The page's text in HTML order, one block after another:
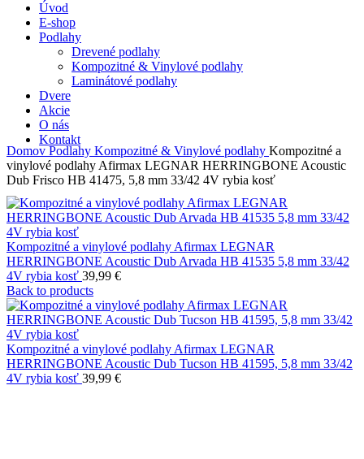
Úvod
E-shop
Podlahy
Drevené podlahy
Kompozitné & Vinylové podlahy
Laminátové podlahy
Dvere
Akcie
O nás
Kontakt
Domov Podlahy Kompozitné & Vinylové podlahy Kompozitné a
vinylové podlahy Afirmax LEGNAR HERRINGBONE Acoustic
Dub Frisco HB 41475, 5,8 mm 33/42 4V rybia kosť
Kompozitné a vinylové podlahy Afirmax LEGNAR
HERRINGBONE Acoustic Dub Arvada HB 41535 5,8 mm 33/42
4V rybia kosť 39,99 €
Back to products
Kompozitné a vinylové podlahy Afirmax LEGNAR
HERRINGBONE Acoustic Dub Tucson HB 41595, 5,8 mm 33/42
4V rybia kosť 39,99 €